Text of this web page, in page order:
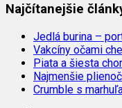
Najčítanejšie
Jedlá burina –
Vakcíny očami
Piata a šiesta
Najmenšie
Crumble s